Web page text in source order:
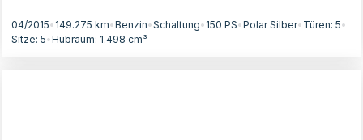
04/2015• 149.275 km•Benzin•Schaltung• 150 PS•Polar Silber• Türen: 5•
Sitze: 5•Hubraum: 1.498 cm³